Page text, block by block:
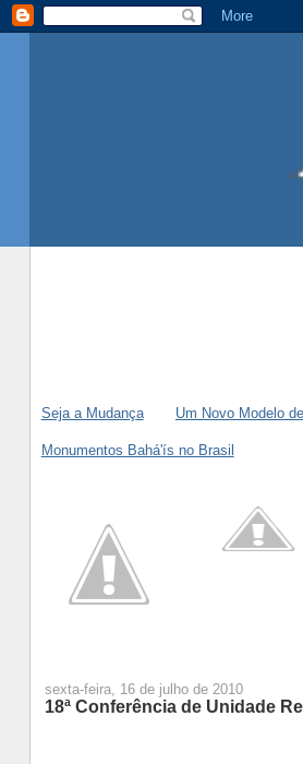
Seja a Mudança
Um Novo Modelo
Monumentos Bahá'ís no Brasil
sexta-feira, 16 de julho de 2010
18ª Conferência de Unidade